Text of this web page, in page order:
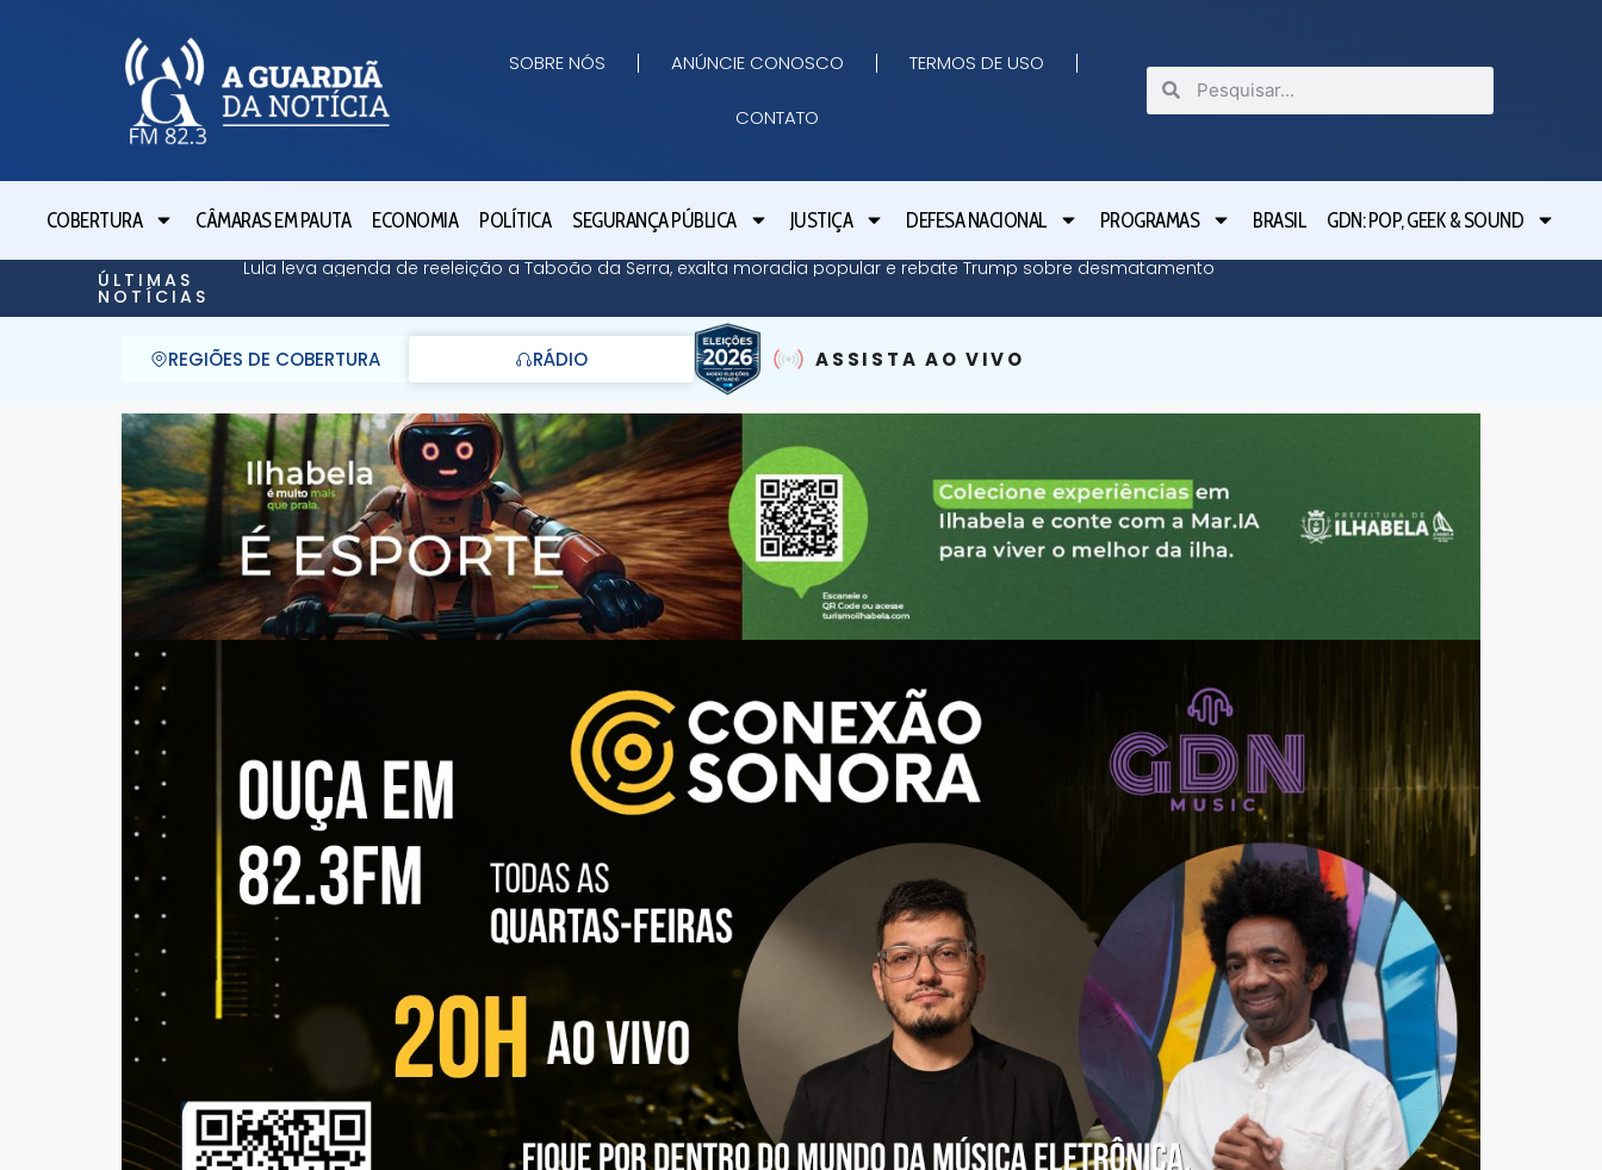
SOBRE NÓS ANÚNCIE CONOSCO TERMOS DE USO
CONTATO
COBERTURA CÂMARAS EM PAUTA ECONOMIA POLÍTICA SEGURANÇA PÚBLICA JUSTIÇA DEFESA NACIONAL PROGRAMAS BRASIL GDN: POP, GEEK & SOUND
ÚLTIMAS
NOTÍCIAS
Lula leva agenda de reeleição a Taboão da Serra, exalta moradia popular e rebate Trump sobre desmatamento Moraes
REGIÕES DE COBERTURA RÁDIO ASSISTA AO VIVO